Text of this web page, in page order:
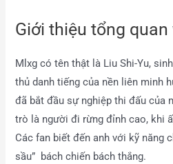
Giới thiệu tổng quan
Mlxg có tên thật là Liu Shi-Yu,
thủ danh tiếng của nền liên minh
đã bắt đầu sự nghiệp thi đấu của
trò là người đi rừng đỉnh cao, khi
Các fan biết đến anh với kỹ năng
sầu” bách chiến bách thắng.